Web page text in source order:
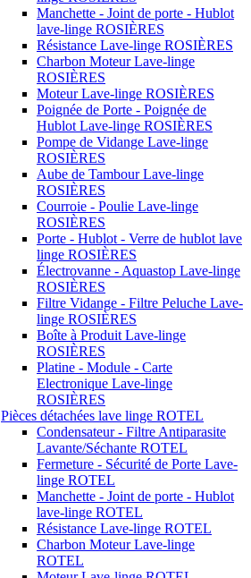
Manchette - Joint de porte - Hublot
lave-linge ROSIÈRES
Résistance Lave-linge ROSIÈRES
Charbon Moteur Lave-linge
ROSIÈRES
Moteur Lave-linge ROSIÈRES
Poignée de Porte - Poignée de
Hublot Lave-linge ROSIÈRES
Pompe de Vidange Lave-linge
ROSIÈRES
Aube de Tambour Lave-linge
ROSIÈRES
Courroie - Poulie Lave-linge
ROSIÈRES
Porte - Hublot - Verre de hublot lave
linge ROSIÈRES
Électrovanne - Aquastop Lave-linge
ROSIÈRES
Filtre Vidange - Filtre Peluche Lave-
linge ROSIÈRES
Boîte à Produit Lave-linge
ROSIÈRES
Platine - Module - Carte
Electronique Lave-linge
ROSIÈRES
Pièces détachées lave linge ROTEL
Condensateur - Filtre Antiparasite
Lavante/Séchante ROTEL
Fermeture - Sécurité de Porte Lave-
linge ROTEL
Manchette - Joint de porte - Hublot
lave-linge ROTEL
Résistance Lave-linge ROTEL
Charbon Moteur Lave-linge
ROTEL